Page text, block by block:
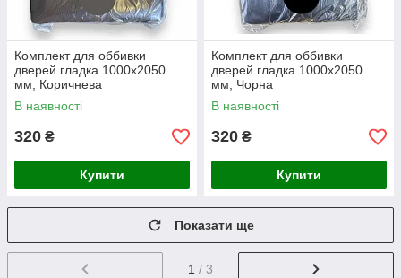
Комплект для оббивки
дверей гладка 1000х2050
мм, Коричнева
В наявності
320 ₴
Купити
Комплект для оббивки
дверей гладка 1000х2050
мм, Чорна
В наявності
320 ₴
Купити
Показати ще
1 / 3